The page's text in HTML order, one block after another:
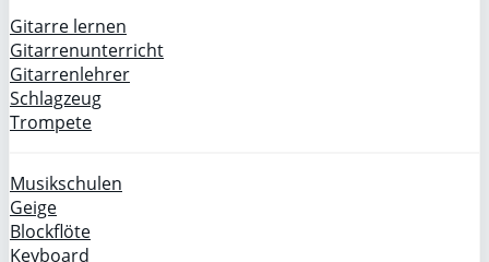
Gitarre lernen
Gitarrenunterricht
Gitarrenlehrer
Schlagzeug
Trompete
Musikschulen
Geige
Blockflöte
Keyboard